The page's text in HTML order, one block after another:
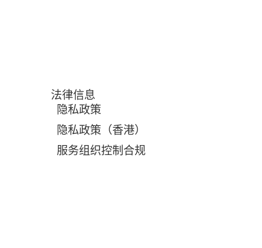
法律信息
隐私政策
隐私政策（香港）
服务组织控制合规